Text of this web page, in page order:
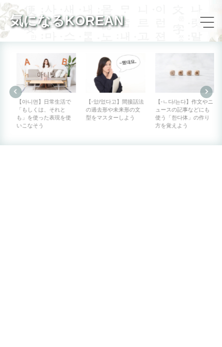
気になるKOREAN
【아니면】日常生活で
「もしくは、それと
も」を使った表現を使
いこなそう
【-았/었다고】間接話法
の過去形や未来形の文
型をマスターしよう
【-ㄴ다/는다】作文やニ
ュースの記事などにも
使う「한다体」の作り
方を覚えよう